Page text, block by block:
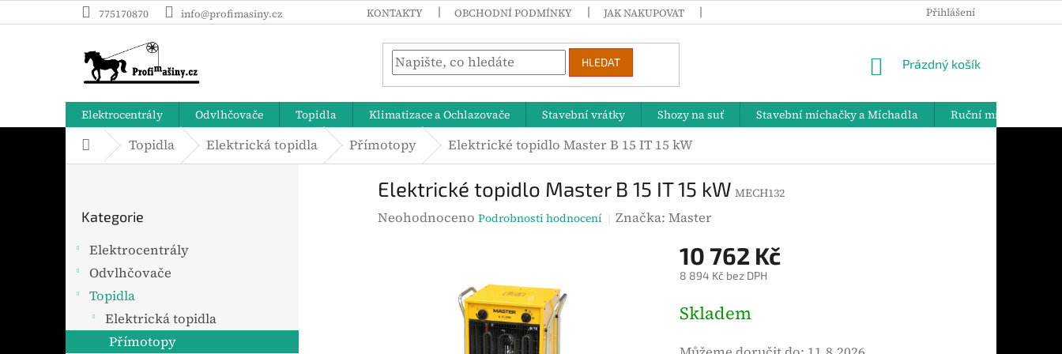
na
775170870 info@profimasiny.cz KONTAKTY OBCHODNÍ PODMÍNKY JAK NAKUPOVAT DOPRAVA A PLATBY
Přihlášení
HLEDAT
NÁKUPNÍ
Prázdný košík
Elektrocentrály Odvlhčovače Topidla Klimatizace a Ochlazovače Stavební vrátky Shozy na suť Stavební míchačky a Míchadla Ruční míchadla
DomůTopidla Elektrická topidla Přímotopy Elektrické topidlo Master B 15 IT 15 kW
p
kategorie
Kategorie
Elektrocentrály
Odvlhčovače
Topidla
Elektrická topidla
Přímotopy
Elektrické topidlo Master B 15 IT 15 kW MECH132
P
Neohodnoceno Podrobnosti hodnocení Značka:Master
10 762 Kč
8 894 Kč bez DPH
ě
Skladem